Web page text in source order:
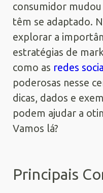
consumidor
têm se adaptado.
explorar a
estratégias de
como as redes
poderosas nesse
dicas, dados e
podem ajudar a
Vamos lá?
Principais